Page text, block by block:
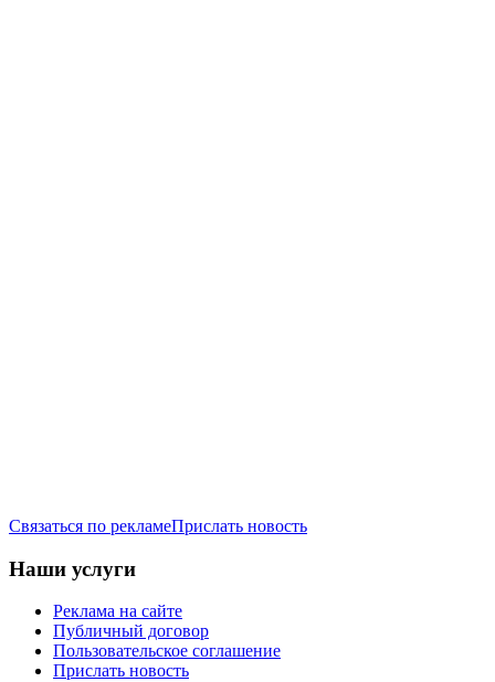
Связаться по рекламеПрислать новость
Наши услуги
Реклама на сайте
Публичный договор
Пользовательское соглашение
Прислать новость